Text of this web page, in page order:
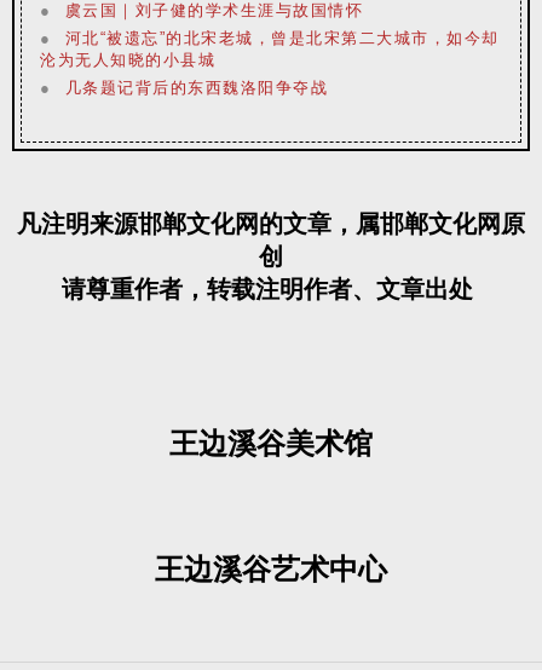
● 虞云国｜刘子健的学术生涯与故国情怀
● 河北“被遗忘”的北宋老城，曾是北宋第二大城市，如今却
沦为无人知晓的小县城
●
几条题记背后的东西魏洛阳争夺战
凡注明来源邯郸文化网的文章，属邯郸文化网原
创
请尊重作者，转载注明作者、文章出处
王边溪谷美术馆
王边溪谷艺术中心